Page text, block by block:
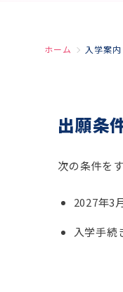
ホーム 入学案内
出願条
次の条件を
2027年3
入学手続